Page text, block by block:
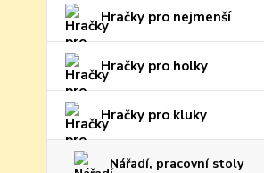
Hračky pro nejmenší
Hračky pro holky
Hračky pro kluky
Nářadí, pracovní stoly